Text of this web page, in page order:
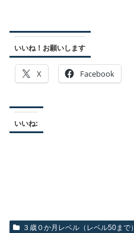
いいね！お願いします
X Facebook
いいね:
３歳０か月レベル（レベル50まで）